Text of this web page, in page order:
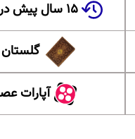
۱۵ سال پیش در چنین روزی
آپارات